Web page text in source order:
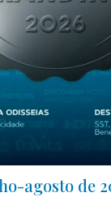
agosto de